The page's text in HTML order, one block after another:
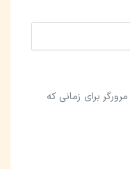
برای زمانی که